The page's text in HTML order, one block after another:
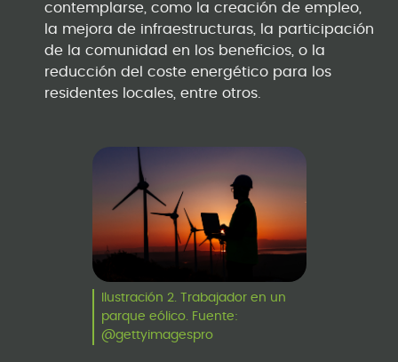
contemplarse, como la creación de empleo,
la mejora de infraestructuras, la participación
de la comunidad en los beneficios, o la
reducción del coste energético para los
residentes locales, entre otros.
Ilustración 2. Trabajador en un
parque eólico. Fuente:
@gettyimagespro